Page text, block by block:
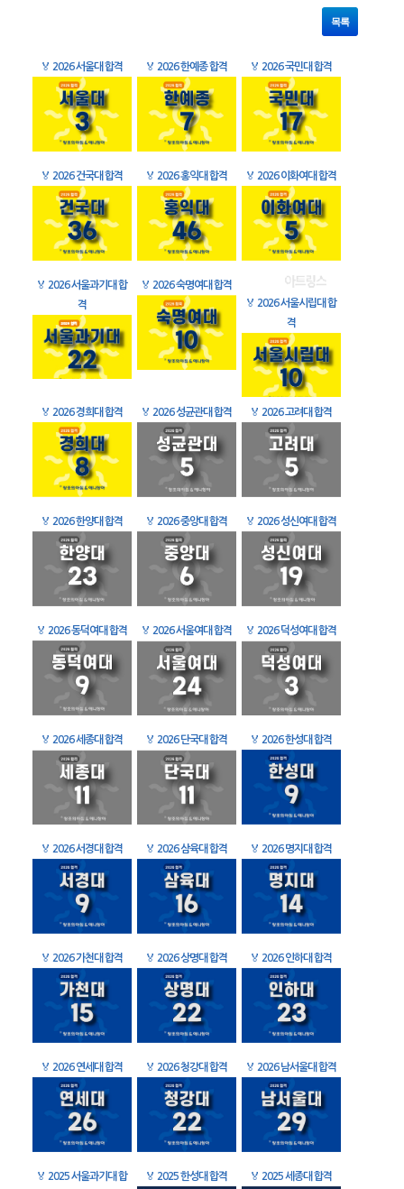
목록
🏅 2026 서울대 합격 🏅 2026 한예종 합격 🏅 2026 국민대 합격
🏅 2026 건국대 합격 🏅 2026 홍익대 합격 🏅 2026 이화여대 합격
🏅 2026 서울과기대 합
격
🏅 2026 숙명여대 합격
🏅 2026 서울시립대 합
격
🏅 2026 경희대 합격 🏅 2026 성균관대 합격 🏅 2026 고려대 합격
🏅 2026 한양대 합격 🏅 2026 중앙대 합격 🏅 2026 성신여대 합격
🏅 2026 동덕여대 합격 🏅 2026 서울여대 합격 🏅 2026 덕성여대 합격
🏅 2026 세종대 합격 🏅 2026 단국대 합격 🏅 2026 한성대 합격
🏅 2026 서경대 합격 🏅 2026 삼육대 합격 🏅 2026 명지대 합격
🏅 2026 가천대 합격 🏅 2026 상명대 합격 🏅 2026 인하대 합격
🏅 2026 연세대 합격 🏅 2026 청강대 합격 🏅 2026 남서울대 합격
🏅 2025 서울과기대 합 🏅 2025 한성대 합격 🏅 2025 세종대 합격